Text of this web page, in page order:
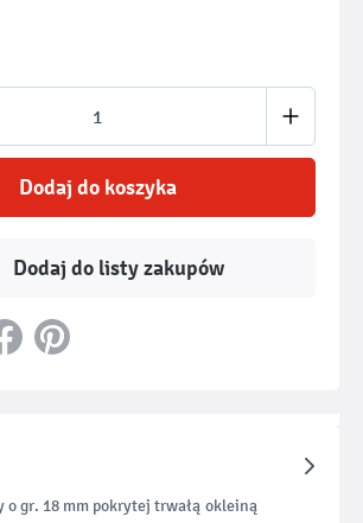
Wprowadź żądaną ilość
Dodaj do koszyka
Dodaj do listy zakupów
o gr. 18 mm pokrytej trwałą okleiną